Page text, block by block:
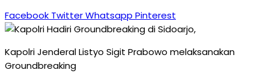
Facebook TwitterWhatsapp Pinterest
Kapolri Jenderal Listyo Sigit Prabowo melaksanakan
Groundbreaking